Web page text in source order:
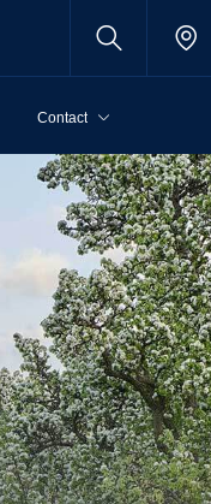
Contact